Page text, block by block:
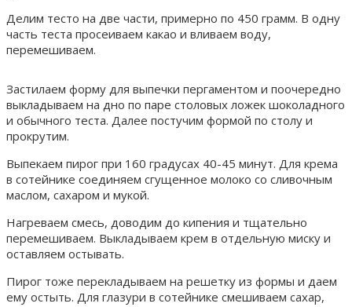
Делим тесто на две части, примерно по 450 грамм. В одну
часть теста просеиваем какао и вливаем воду,
перемешиваем.
Застилаем форму для выпечки пергаментом и поочередно
выкладываем на дно по паре столовых ложек шоколадного
и обычного теста. Далее постучим формой по столу и
прокрутим.
Выпекаем пирог при 160 градусах 40-45 минут. Для крема
в сотейнике соединяем сгущенное молоко со сливочным
маслом, сахаром и мукой.
Нагреваем смесь, доводим до кипения и тщательно
перемешиваем. Выкладываем крем в отдельную миску и
оставляем остывать.
Пирог тоже перекладываем на решетку из формы и даем
ему остыть. Для глазури в сотейнике смешиваем сахар,